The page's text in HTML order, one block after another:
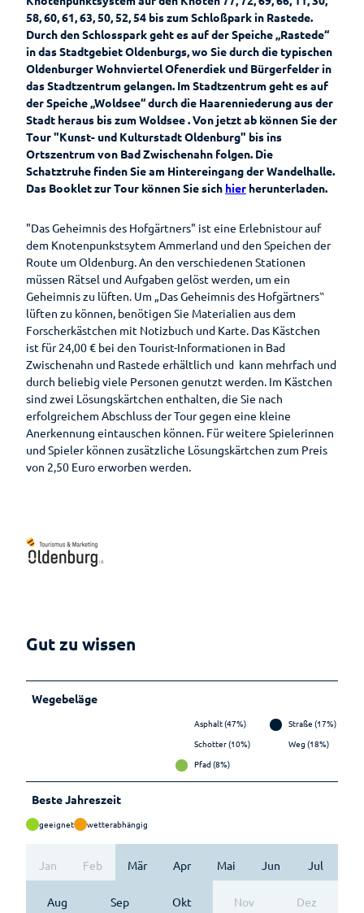
Öffentlic
he
Toiletten
Gesundheit
Auf
einen
Blick
Gesundheitsführer
Moor
Kneipp
Säulen
Wasser
Ernährun
g
Heilpfla
nzen
Bewegu
ng
Lebenso
rdnung
Badekur
Prävention
Wellenbad
am Meer
Planen
Ihr
Aufenthalt
Prospektbestellung
Gästekarte
Karte
Reiseversicherung
Ansprechpartner
Tourist-
Information
58, 60, 61, 63, 50, 52, 54 bis zum Schloßpark in Rastede.
Durch den Schlosspark geht es auf der Speiche „Rastede“
in das Stadtgebiet Oldenburgs, wo Sie durch die typischen
Oldenburger Wohnviertel Ofenerdiek und Bürgerfelder in
das Stadtzentrum gelangen. Im Stadtzentrum geht es auf
der Speiche „Woldsee“ durch die Haarenniederung aus der
Stadt heraus bis zum Woldsee . Von jetzt ab können Sie der
Tour "Kunst- und Kulturstadt Oldenburg" bis ins
Ortszentrum von Bad Zwischenahn folgen. Die
Schatztruhe finden Sie am Hintereingang der Wandelhalle.
Das Booklet zur Tour können Sie sich hier herunterladen.
"Das Geheimnis des Hofgärtners" ist eine Erlebnistour auf
dem Knotenpunkstsytem Ammerland und den Speichen der
Route um Oldenburg. An den verschiedenen Stationen
müssen Rätsel und Aufgaben gelöst werden, um ein
Geheimnis zu lüften. Um „Das Geheimnis des Hofgärtners‟
lüften zu können, benötigen Sie Materialien aus dem
Forscherkästchen mit Notizbuch und Karte. Das Kästchen
ist für 24,00 € bei den Tourist-Informationen in Bad
Zwischenahn und Rastede erhältlich und kann mehrfach und
durch beliebig viele Personen genutzt werden. Im Kästchen
sind zwei Lösungskärtchen enthalten, die Sie nach
erfolgreichem Abschluss der Tour gegen eine kleine
Anerkennung eintauschen können. Für weitere Spielerinnen
und Spieler können zusätzliche Lösungskärtchen zum Preis
von 2,50 Euro erworben werden.
Gut zu wissen
Wegebeläge
Asphalt (47%)
Straße (17%)
Schotter (10%)
Weg (18%)
Pfad (8%)
Beste Jahreszeit
geeignet wetterabhängig
Jan Feb Mär Apr Mai Jun Jul
Aug Sep Okt Nov Dez